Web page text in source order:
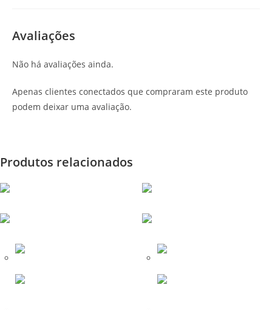
Avaliações
Não há avaliações ainda.
Apenas clientes conectados que compraram este produto
podem deixar uma avaliação.
Produtos relacionados